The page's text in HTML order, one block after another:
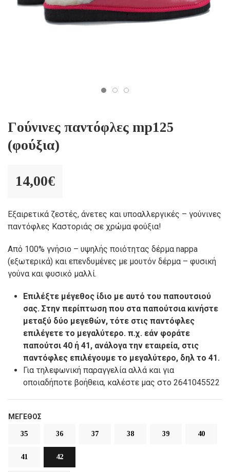
Γούνινες παντόφλες mp125
(φούξια)
14,00€
Εξαιρετικά ζεστές, άνετες και υποαλλεργικές – γούνινες
παντόφλες Καστοριάς σε χρώμα φούξια!
Από 100% γνήσιο – υψηλής ποιότητας δέρμα nappa
(εξωτερικά) και επενδυμένες με μουτόν δέρμα – φυσική
γούνα και φυσικό μαλλί.
Επιλέξτε μέγεθος ίδιο με αυτό του παπουτσιού
σας. Στην περίπτωση που στα παπούτσια κινήστε
μεταξύ δύο μεγεθών, τότε στις παντόφλες
επιλέγετε το μεγαλύτερο. π.χ. εάν φοράτε
παπούτσι 40 ή 41, ανάλογα την εταιρεία, στις
παντόφλες επιλέγουμε το μεγαλύτερο, δηλ το 41.
Για τηλεφωνική παραγγελία αλλά και για
οποιαδήποτε βοήθεια, καλέστε μας στο 2641045522
ΜΈΓΕΘΟΣ
35 36 37 38 39 40
41 42